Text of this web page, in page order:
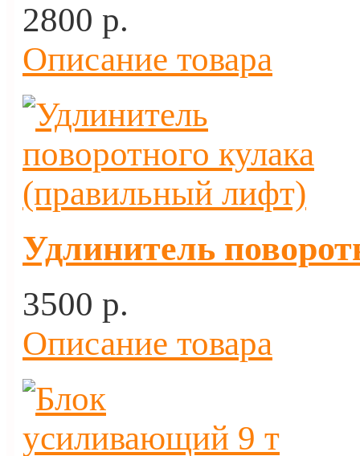
2800 p.
Описание товара
Удлинитель
3500 p.
Описание товара